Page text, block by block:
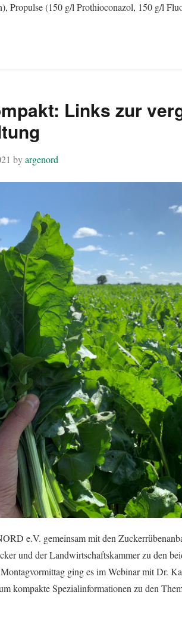
Propulse (150 g/l Prothioconazol, 150 g/l
Links zur
byargenord
e.V. gemeinsam mit den
und der Landwirtschaftskammer zu den
ging es im Webinar mit Dr.
kompakte Spezialinformationen zu den